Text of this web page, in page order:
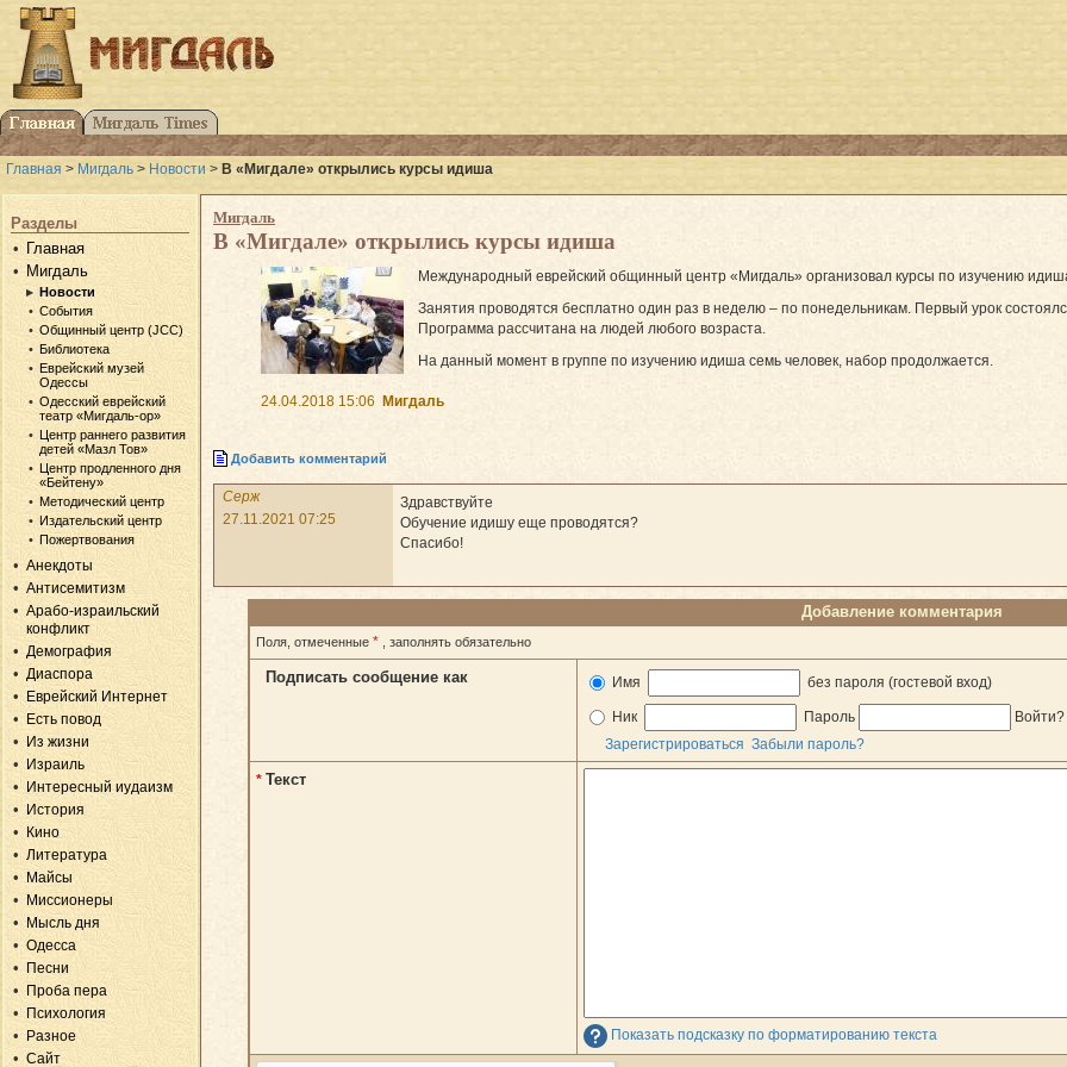
Главная > Мигдаль > Новости > В «Мигдале» открылись курсы идиша
Разделы
Главная
Мигдаль
Новости
События
Общинный центр (JCC)
Библиотека
Еврейский музей
Одессы
Одесский еврейский
театр «Мигдаль-ор»
Центр раннего развития
детей «Мазл Тов»
Центр продленного дня
«Бейтену»
Методический центр
Издательский центр
Пожертвования
Анекдоты
Антисемитизм
Арабо-израильский
конфликт
Демография
Диаспора
Еврейский Интернет
Есть повод
Из жизни
Израиль
Интересный иудаизм
История
Кино
Литература
Майсы
Миссионеры
Мысль дня
Одесса
Песни
Проба пера
Психология
Разное
Сайт
Мигдаль
В «Мигдале» открылись курсы идиша
Международный еврейский общинный центр «Мигдаль» организовал курсы по изучению
Занятия проводятся бесплатно один раз в неделю – по понедельникам. Первый урок
Программа рассчитана на людей любого возраста.
На данный момент в группе по изучению идиша семь человек, набор продолжается.
24.04.2018 15:06 Мигдаль
Добавить комментарий
Серж
27.11.2021 07:25
Здравствуйте
Обучение идишу еще проводятся?
Спасибо!
Добавление комментария
Поля, отмеченные * , заполнять обязательно
Подписать сообщение как Имя без пароля (гостевой вход)
Ник Пароль
Войти?
Зарегистрироваться Забыли пароль?
* Текст
Показать подсказку по форматированию текста